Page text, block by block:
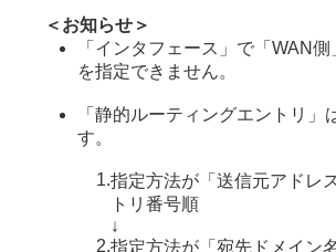
＜お知らせ＞
「インタフェース」で「WAN
を指定できません。
「静的ルーティングエントリ
す。
1.指定方法が「送信元アドレ
トリ番号順
↓
2.指定方法が「宛先ドメイン